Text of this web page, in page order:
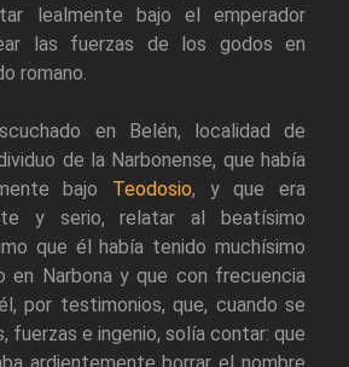
lealmente bajo el emperador
las fuerzas de los godos en
romano.
en Belén, localidad de
de la Narbonense, que había
bajo Teodosio, y que era
y serio, relatar al beatísimo
que él había tenido muchísimo
Narbona y que con frecuencia
por testimonios, que, cuando se
fuerzas e ingenio, solía contar: que